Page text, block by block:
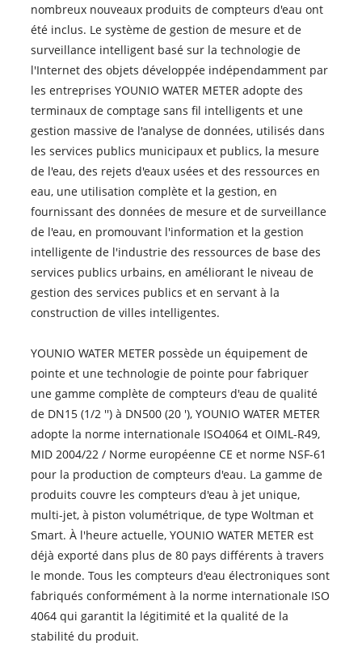
nombreux nouveaux produits de compteurs d'eau ont
été inclus. Le système de gestion de mesure et de
surveillance intelligent basé sur la technologie de
l'Internet des objets développée indépendamment par
les entreprises YOUNIO WATER METER adopte des
terminaux de comptage sans fil intelligents et une
gestion massive de l'analyse de données, utilisés dans
les services publics municipaux et publics, la mesure
de l'eau, des rejets d'eaux usées et des ressources en
eau, une utilisation complète et la gestion, en
fournissant des données de mesure et de surveillance
de l'eau, en promouvant l'information et la gestion
intelligente de l'industrie des ressources de base des
services publics urbains, en améliorant le niveau de
gestion des services publics et en servant à la
construction de villes intelligentes.
YOUNIO WATER METER possède un équipement de
pointe et une technologie de pointe pour fabriquer
une gamme complète de compteurs d'eau de qualité
de DN15 (1/2 '') à DN500 (20 '), YOUNIO WATER METER
adopte la norme internationale ISO4064 et OIML-R49,
MID 2004/22 / Norme européenne CE et norme NSF-61
pour la production de compteurs d'eau. La gamme de
produits couvre les compteurs d'eau à jet unique,
multi-jet, à piston volumétrique, de type Woltman et
Smart. À l'heure actuelle, YOUNIO WATER METER est
déjà exporté dans plus de 80 pays différents à travers
le monde. Tous les compteurs d'eau électroniques sont
fabriqués conformément à la norme internationale ISO
4064 qui garantit la légitimité et la qualité de la
stabilité du produit.